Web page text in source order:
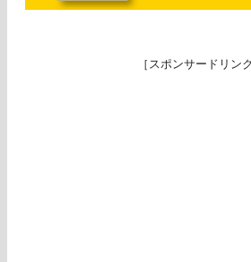
［スポンサードリンク